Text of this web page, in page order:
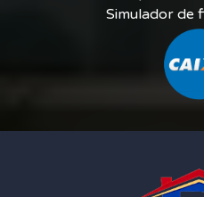
Simulador de